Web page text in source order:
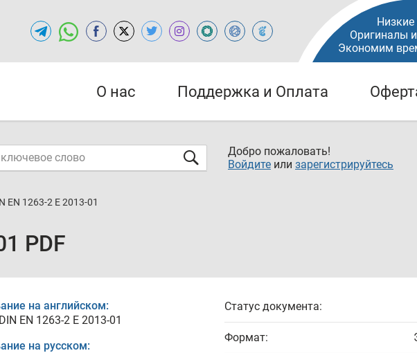
Оригиналы
Экономим
О нас Поддержка и Оплата
Добро пожаловать!
Войдите или зарегистрируйтесь
EN 1263-2 E 2013-01
PDF
на английском:
EN 1263-2 E 2013-01
на русском:
Статус документа:
Формат: